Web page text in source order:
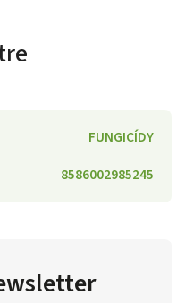
FUNGICÍDY
8586002985245